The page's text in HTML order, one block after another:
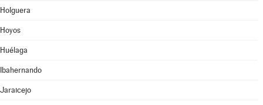
Holguera
Hoyos
Huélaga
Ibahernando
Jaraicejo